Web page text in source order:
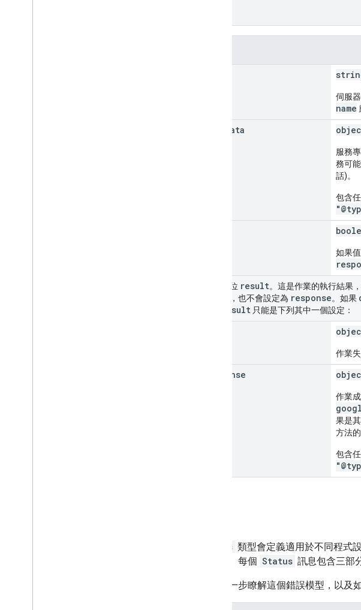
伺服
name
metadata
服務
務可
話)。
包含
如果
聯集欄位 result。這是作業的執行結果
，也不會設定為 response。如果
result 只能是下列其中一個設定：
作業
response
作業
果是
方法
包含
Status 類型會定義適用於不同程式
個模型。每個 Status 訊息包含三部
如要進一步瞭解這個錯誤模型，以及